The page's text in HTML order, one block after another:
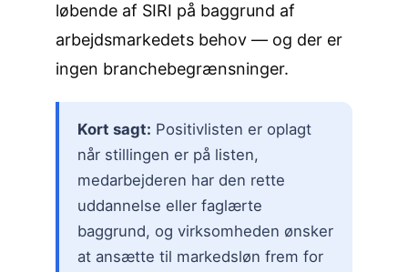
løbende af SIRI på baggrund af
arbejdsmarkedets behov — og der er
ingen branchebegrænsninger.
Kort sagt: Positivlisten er oplagt
når stillingen er på listen,
medarbejderen har den rette
uddannelse eller faglærte
baggrund, og virksomheden ønsker
at ansætte til markedsløn frem for